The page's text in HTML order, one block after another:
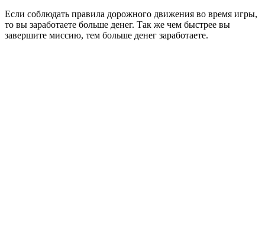
Если соблюдать правила дорожного движения во время игры,
то вы заработаете больше денег. Так же чем быстрее вы
завершите миссию, тем больше денег заработаете.